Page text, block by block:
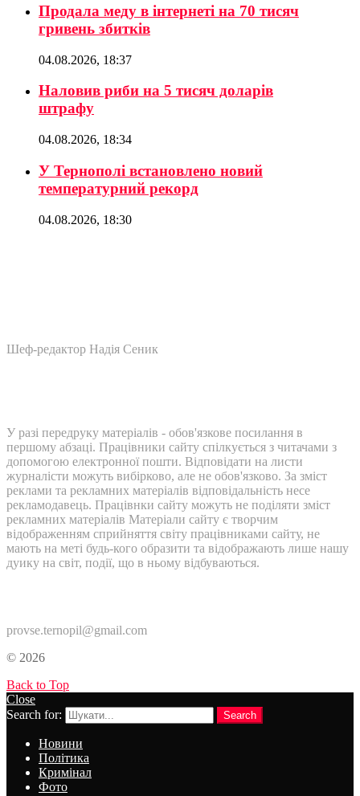
Продала меду в інтернеті на 70 тисяч
гривень збитків
04.08.2026, 18:37
Наловив риби на 5 тисяч доларів
штрафу
04.08.2026, 18:34
У Тернополі встановлено новий
температурний рекорд
04.08.2026, 18:30
Шеф-редактор Надія Сеник
У разі передруку матеріалів - обов'язкове посилання в
першому абзаці. Працівники сайту спілкується з читачами з
допомогою електронної пошти. Відповідати на листи
журналісти можуть вибірково, але не обов'язково. За зміст
реклами та рекламних матеріалів відповідальність несе
рекламодавець. Працівнки сайту можуть не поділяти зміст
рекламних матеріалів Матеріали сайту є творчим
відображенням сприйняття світу працівниками сайту, не
мають на меті будь-кого образити та відображають лише нашу
дуику на світ, події, що в ньому відбуваються.
provse.ternopil@gmail.com
© 2026
Back to Top
Close
Search for:
Search
Новини
Політика
Кримінал
Фото